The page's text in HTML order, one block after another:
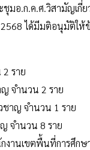
ะชุมอ.ก.ค.ศ.วิสามัญเ
ได้มีมติอนุมัติให้
ราย
จำนวน 2 ราย
ชาญ จำนวน 1 ราย
จำนวน 8 ราย
งานเขตพื้นที่การศึก